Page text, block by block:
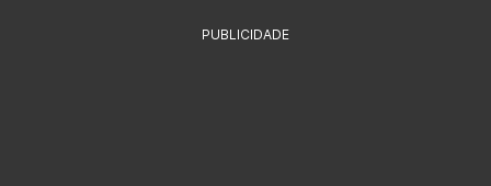
PUBLICIDADE